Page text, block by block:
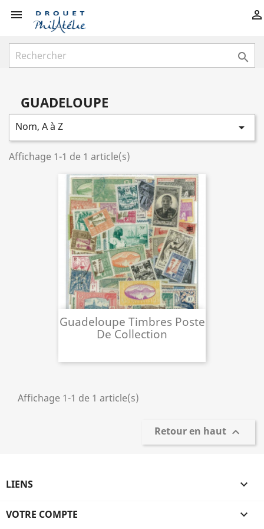
 

GUADELOUPE
Nom, A à Z 
Affichage 1-1 de 1 article(s)
Guadeloupe Timbres Poste
De Collection
Affichage 1-1 de 1 article(s)
Retour en haut 
LIENS 
VOTRE COMPTE 